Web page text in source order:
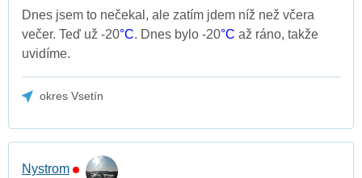
Dnes jsem to nečekal, ale zatím jdem níž než včera
večer. Teď už -20°C. Dnes bylo -20°C až ráno, takže
uvidíme.
okres Vsetín
Nystrom